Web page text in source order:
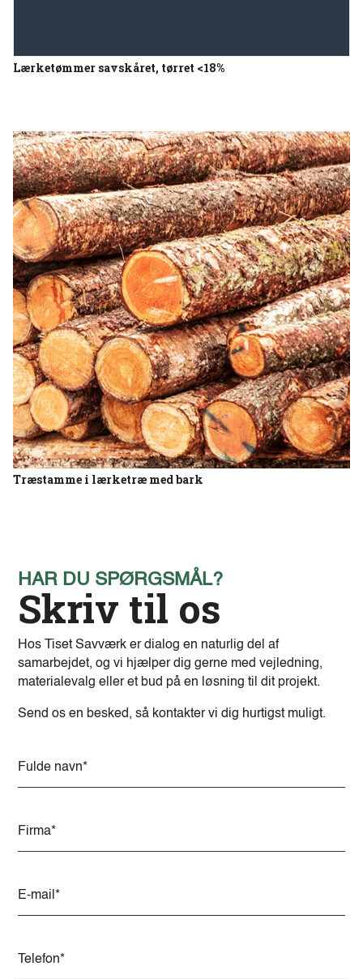
Lærketømmer savskåret, tørret <18%
Træstamme i lærketræ med bark
HAR DU SPØRGSMÅL?
Skriv til os
Hos Tiset Savværk er dialog en naturlig del af
samarbejdet, og vi hjælper dig gerne med vejledning,
materialevalg eller et bud på en løsning til dit projekt.
Send os en besked, så kontakter vi dig hurtigst muligt.